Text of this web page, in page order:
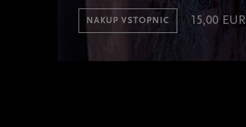
NAKUP VSTOPNIC 15,00 EUR